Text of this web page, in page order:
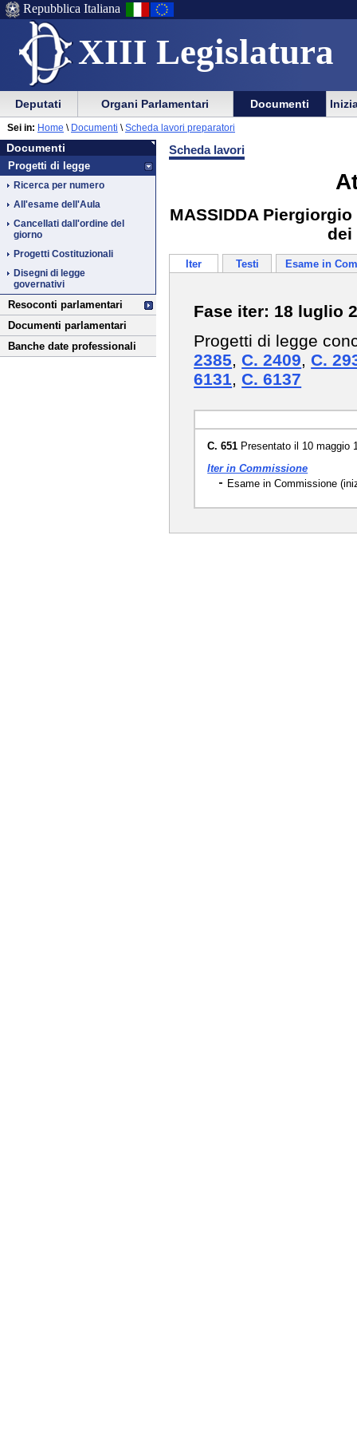
XIII Legislatura
Menu
di
ausilio
alla
navigazione
Vai
Menu
di
navigazione
principale
Repubblica Italiana
Menu
di
navigazione
principale
Vai
menu
di
sezione
Deputati Organi Parlamentari Documenti
Documenti
Vai
al
contenuto
Documenti
Progetti di legge
Ricerca per numero
All'esame dell'Aula
Cancellati dall'ordine del
giorno
Progetti Costituzionali
Disegni di legge
governativi
Resoconti parlamentari
Documenti parlamentari
Banche date professionali
Sei in: Home \ Documenti \ Scheda lavori preparatori
Scheda lavori
MASSIDDA
dei
Iter Testi Esame in
Fase iter: 18 luglio
Progetti di legge
2385
C. 2409
C.
6131
C. 6137
C. 651 Presentato il 10 maggio
Iter in Commissione
Esame in Commissione